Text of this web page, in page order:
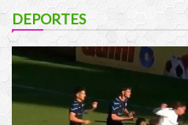
DEPORTES